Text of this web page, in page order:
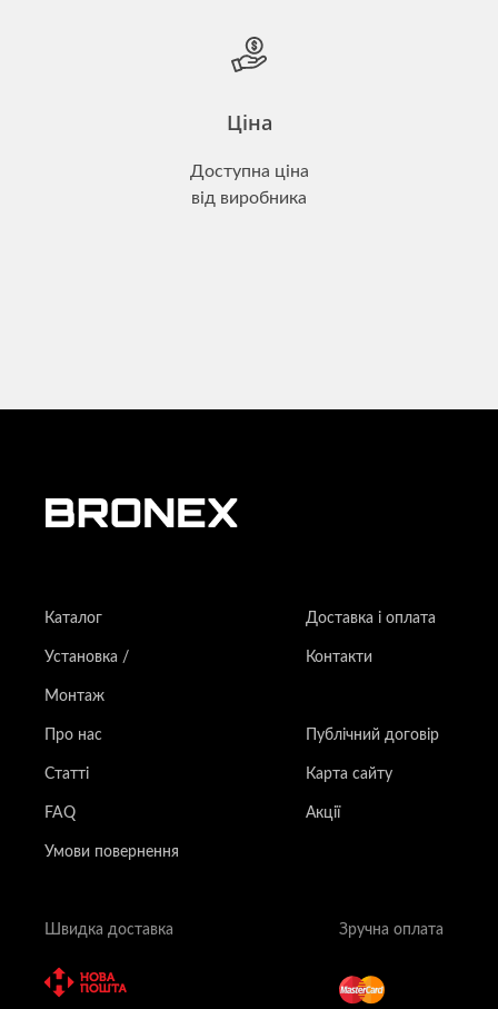
Ціна
Доступна ціна
від виробника
Каталог Доставка і оплата
Установка /
Монтаж
Контакти
Про нас Публічний договір
Статті Карта сайту
FAQ Акції
Умови повернення
Швидка доставка Зручна оплата